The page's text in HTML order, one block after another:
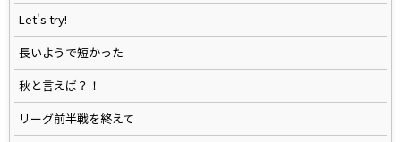
Let's try!
長いようで短かった
秋と言えば？！
リーグ前半戦を終えて